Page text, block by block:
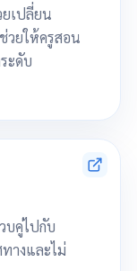
เปลี่ยน
วยให้ครูสอน
ะดับ
งาน และแบบทดสอบ
องรับคำถามหลายรูป
อัตนัย, รูปภาพ, คลิป)
บคู่ไปกับ
างและไม่